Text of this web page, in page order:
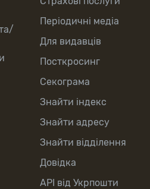
Періодичні медіа
Для видавців
Посткросинг
Секограма
Знайти індекс
Знайти адресу
Знайти відділення
Довідка
API від Укрпошти